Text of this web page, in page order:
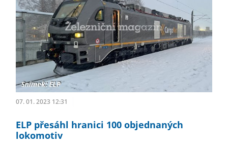
07. 01. 2023 12:31
ELP přesáhl hranici 100 objednaných
lokomotiv